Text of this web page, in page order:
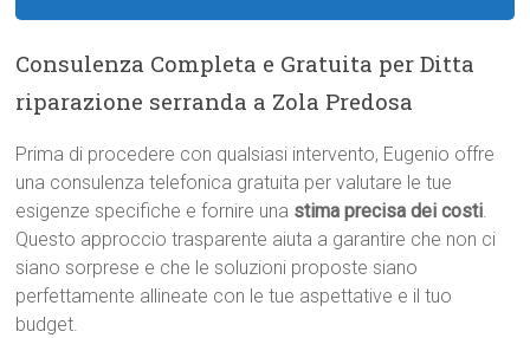
Consulenza Completa e Gratuita per Ditta
riparazione serranda a Zola Predosa
Prima di procedere con qualsiasi intervento, Eugenio offre
una consulenza telefonica gratuita per valutare le tue
esigenze specifiche e fornire una stima precisa dei costi.
Questo approccio trasparente aiuta a garantire che non ci
siano sorprese e che le soluzioni proposte siano
perfettamente allineate con le tue aspettative e il tuo
budget.